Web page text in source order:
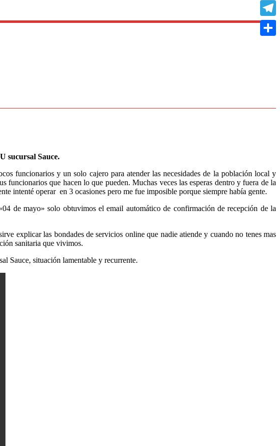
sucursal Sauce.
funcionarios y un solo cajero para atender las necesidades de la población local y
funcionarios que hacen lo que pueden. Muchas veces las esperas dentro y fuera de la
intenté operar en 3 ocasiones pero me fue imposible porque siempre había gente.
de mayo» solo obtuvimos el email automático de confirmación de recepción de la
explicar las bondades de servicios online que nadie atiende y cuando no tenes mas
sanitaria que vivimos.
Sauce, situación lamentable y recurrente.
Copy
Link